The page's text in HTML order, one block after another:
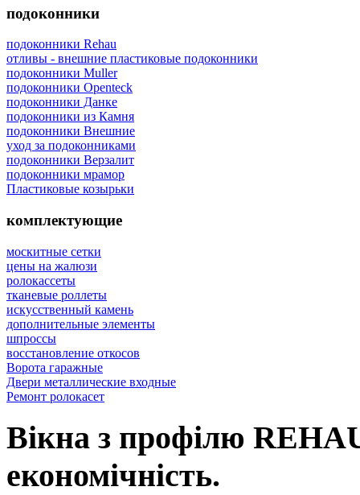
подоконники
подоконники Rehau
отливы - внешние пластиковые подоконники
подоконники Muller
подоконники Openteck
подоконники Данке
подоконники из Камня
подоконники Внешние
уход за подоконниками
подоконники Верзалит
подоконники мрамор
Пластиковые козырьки
комплектующие
москитные сетки
цены на жалюзи
ролокассеты
тканевые роллеты
искусственный камень
дополнительные элементы
шпроссы
восcтановление откосов
Ворота гаражные
Двери металлические входные
Ремонт ролокасет
Вікна з профілю
економічність.